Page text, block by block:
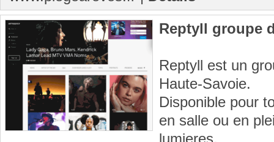
Reptyll groupe
Reptyll est un
Haute-Savoie.
Disponible pour
en salle ou en
lumieres.